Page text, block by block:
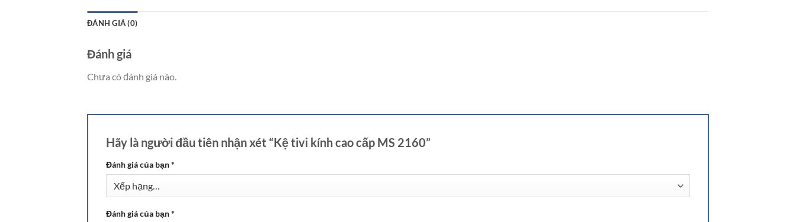
ĐÁNH GIÁ (0)
Đánh giá
Chưa có đánh giá nào.
Hãy là người đầu tiên nhận xét “Kệ tivi kính cao cấp MS 2160”
Đánh giá của bạn*
Đánh giá của bạn*